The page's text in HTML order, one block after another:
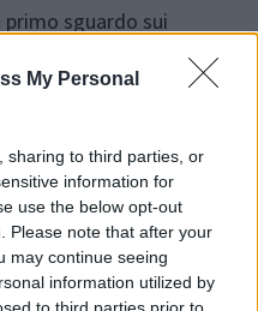
My Personal
sharing to third parties, or
information for
use the below opt-out
Please note that after your
may continue seeing
information utilized by
primo sguardo sui
schiera Antoine
il riassunto della